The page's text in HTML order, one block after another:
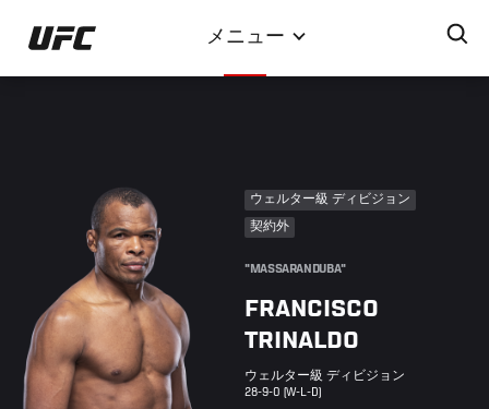
イ
ン
メニュー
ウェルター級 ディビジョン
契約外
"MASSARANDUBA"
FRANCISCO
TRINALDO
ウェルター級 ディビジョン
28-9-0 (W-L-D)